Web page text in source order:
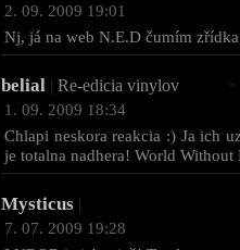
2. 09. 2009 19:01
Nj, já na web N.E.D čumím
belial | Re-edicia vinylov
1. 09. 2009 18:34
Chlapi neskora reakcia :) Ja ich
je totalna nadhera! World
Mysticus |
7. 07. 2009 19:28